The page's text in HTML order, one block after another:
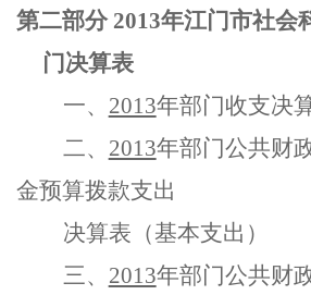
第二部分 2013年江门市社会
门决算表
一、 2013年部门收支决
二、 2013年部门公共财
金预算拨款支出
决算表（基本支出）
三、 2013年部门公共财